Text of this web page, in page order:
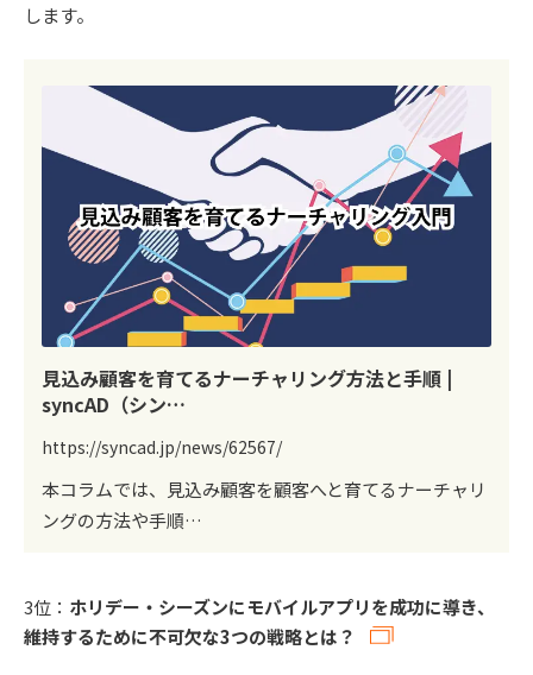
します。
見込み顧客を育てるナーチャリング方法と手順 |
syncAD（シン…
https://syncad.jp/news/62567/
本コラムでは、見込み顧客を顧客へと育てるナーチャリ
ングの方法や手順…
3位： ホリデー・シーズンにモバイルアプリを成功に導き、
維持するために不可欠な3つの戦略とは？